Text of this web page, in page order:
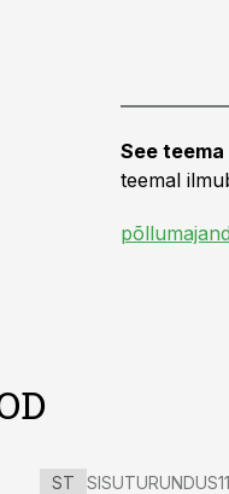
See
teemal
ST SISUTURUNDUS